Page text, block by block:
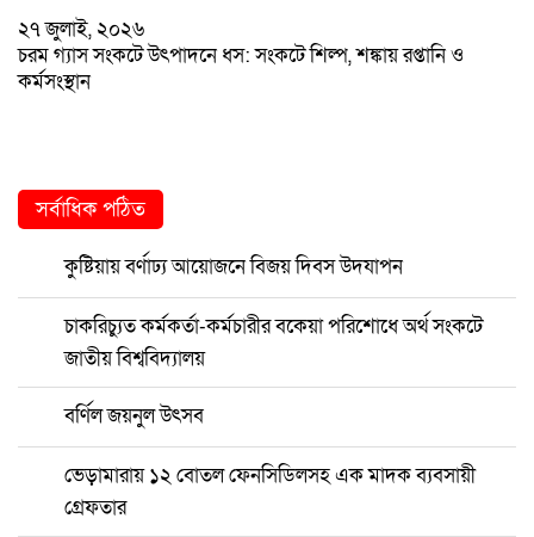
২৭ জুলাই, ২০২৬
চরম গ্যাস সংকটে উৎপাদনে ধস: সংকটে শিল্প, শঙ্কায় রপ্তানি ও
কর্মসংস্থান
সর্বাধিক পঠিত
কুষ্টিয়ায় বর্ণাঢ্য আয়োজনে বিজয় দিবস উদযাপন
চাকরিচ্যুত কর্মকর্তা-কর্মচারীর বকেয়া পরিশোধে অর্থ সংকটে
জাতীয় বিশ্ববিদ্যালয়
বর্ণিল জয়নুল উৎসব
ভেড়ামারায় ১২ বোতল ফেনসিডিলসহ এক মাদক ব্যবসায়ী
গ্রেফতার